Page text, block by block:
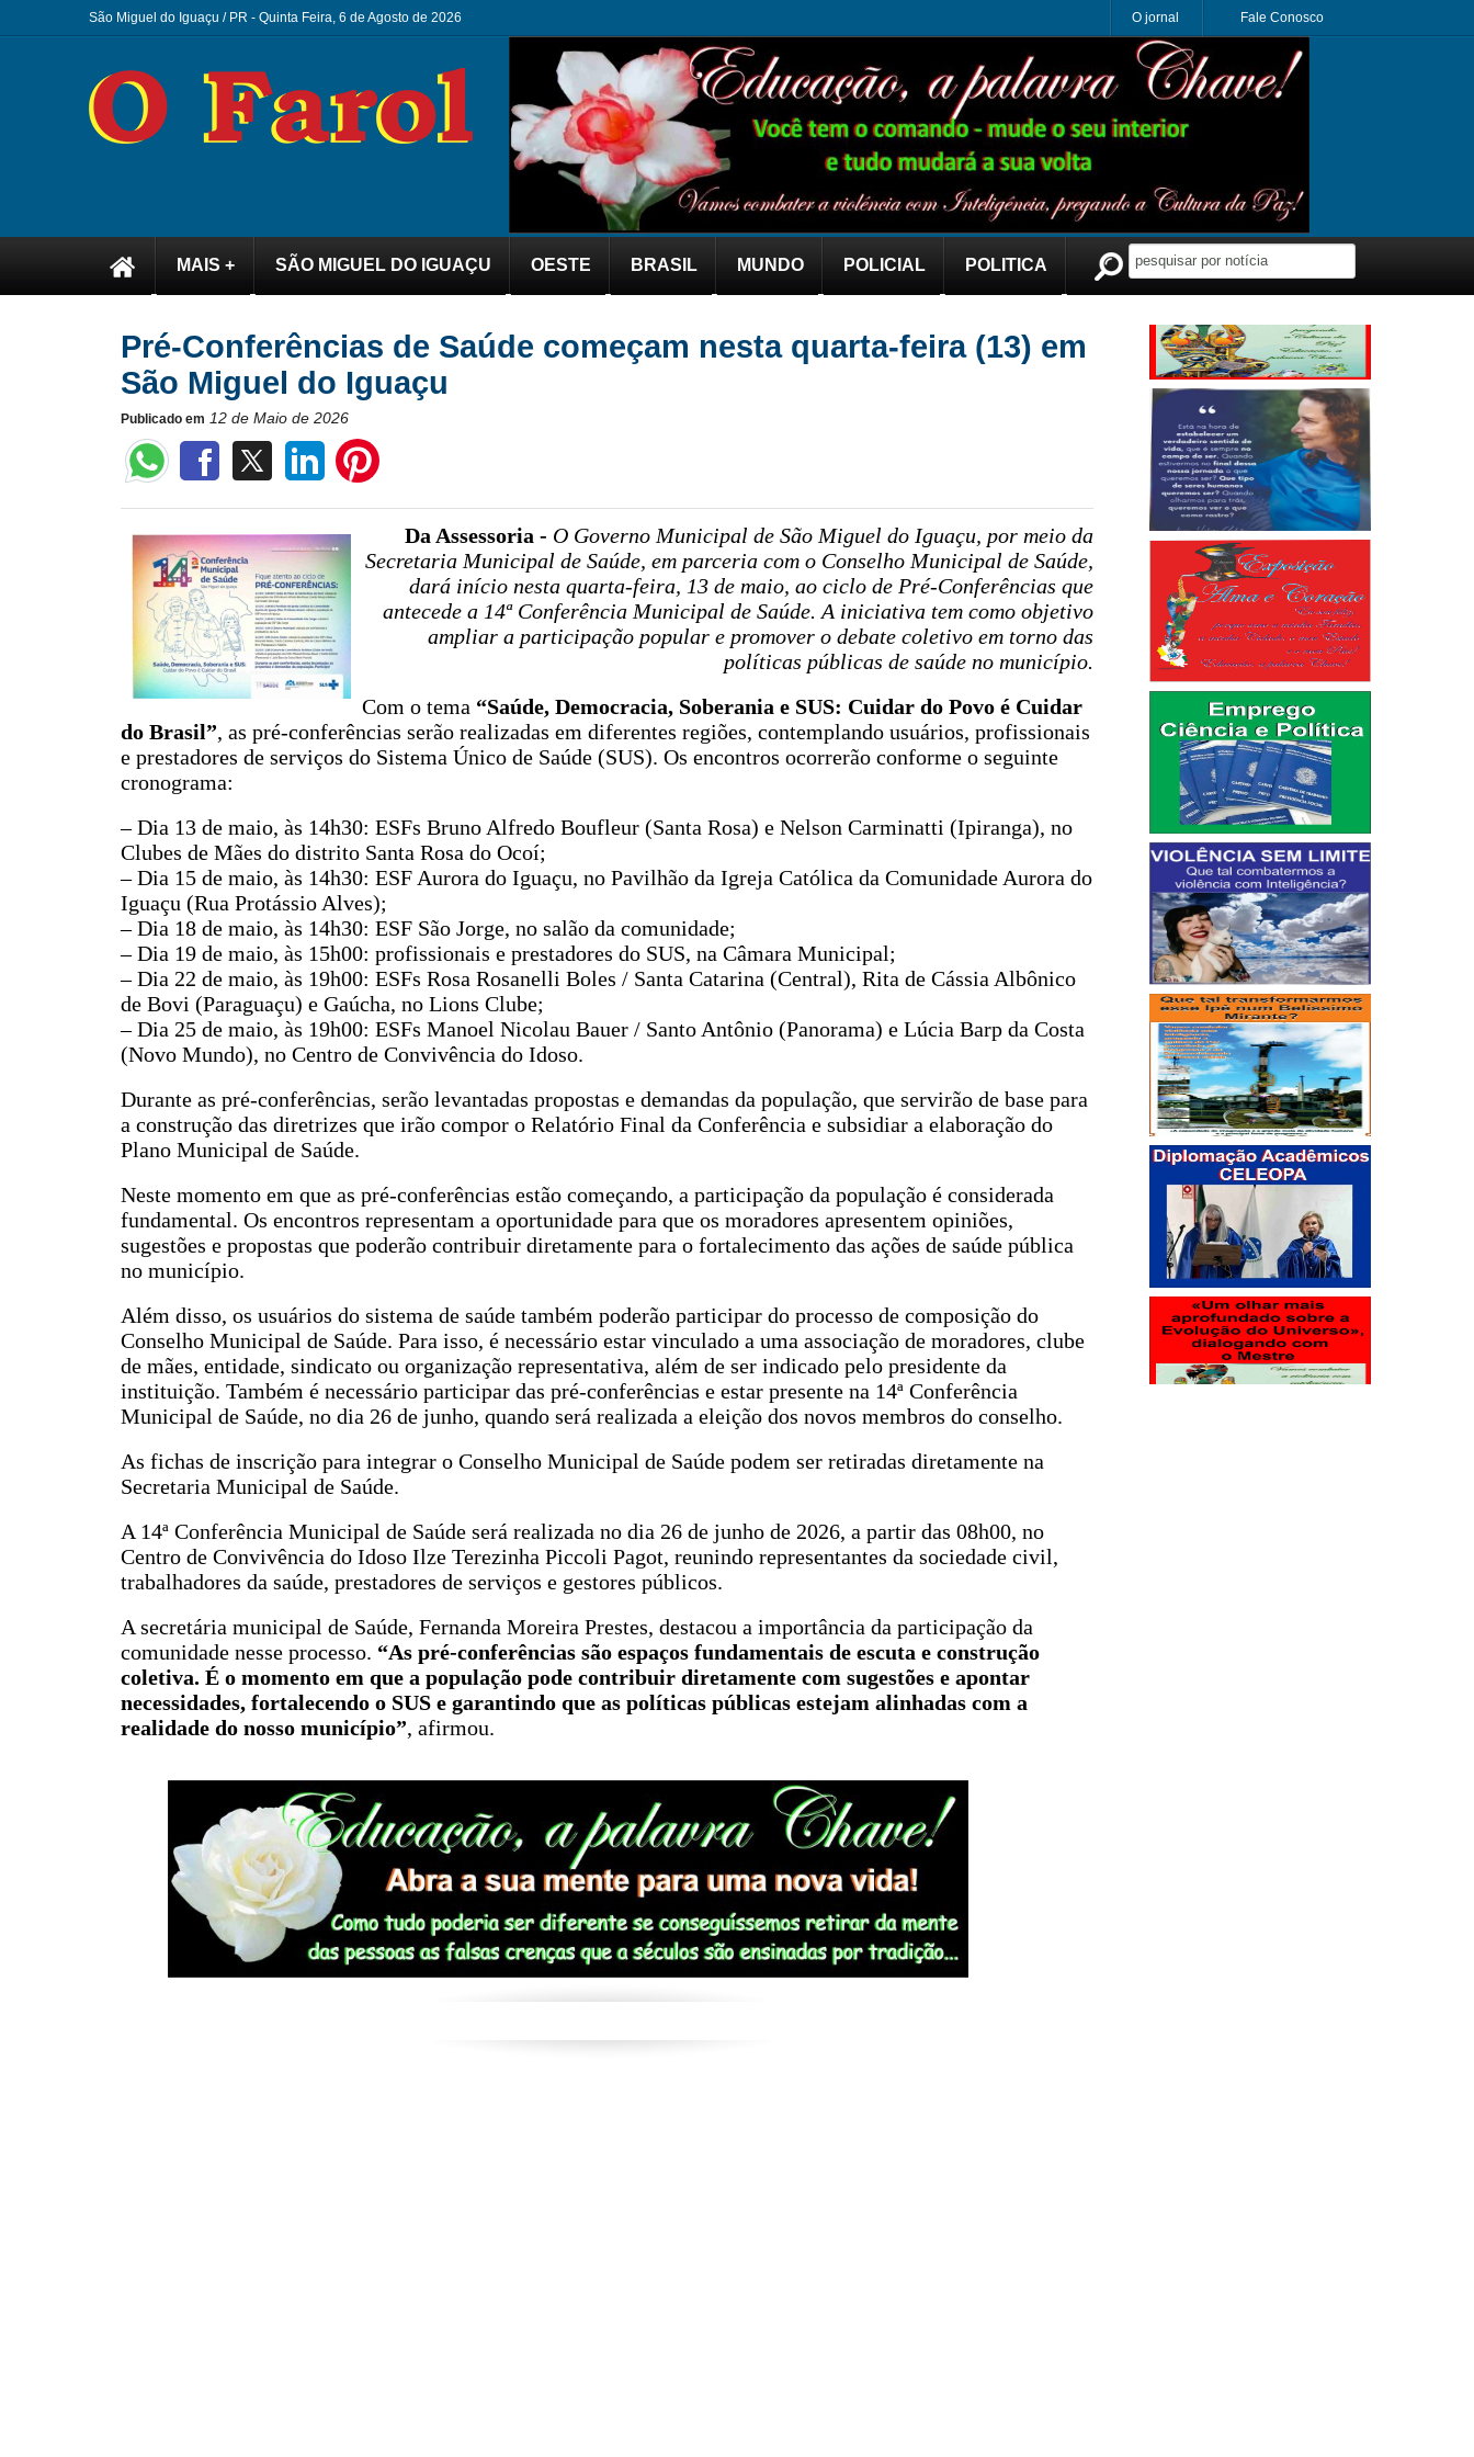
São Miguel do Iguaçu / PR - Quinta Feira, 6 de Agosto de 2026 O jornal Fale Conosco
MAIS + SÃO MIGUEL DO IGUAÇU OESTE BRASIL MUNDO POLICIAL POLITICA
Pré-Conferências de Saúde começam nesta quarta-feira (13) em
São Miguel do Iguaçu
Publicado em 12 de Maio de 2026
Da Assessoria - O Governo Municipal de São Miguel do Iguaçu, por meio da
Secretaria Municipal de Saúde, em parceria com o Conselho Municipal de Saúde,
dará início nesta quarta-feira, 13 de maio, ao ciclo de Pré-Conferências que
antecede a 14ª Conferência Municipal de Saúde. A iniciativa tem como objetivo
ampliar a participação popular e promover o debate coletivo em torno das
políticas públicas de saúde no município.
Com o tema “Saúde, Democracia, Soberania e SUS: Cuidar do Povo é Cuidar
do Brasil”, as pré-conferências serão realizadas em diferentes regiões, contemplando usuários, profissionais
e prestadores de serviços do Sistema Único de Saúde (SUS). Os encontros ocorrerão conforme o seguinte
cronograma:
– Dia 13 de maio, às 14h30: ESFs Bruno Alfredo Boufleur (Santa Rosa) e Nelson Carminatti (Ipiranga), no
Clubes de Mães do distrito Santa Rosa do Ocoí;
– Dia 15 de maio, às 14h30: ESF Aurora do Iguaçu, no Pavilhão da Igreja Católica da Comunidade Aurora do
Iguaçu (Rua Protássio Alves);
– Dia 18 de maio, às 14h30: ESF São Jorge, no salão da comunidade;
– Dia 19 de maio, às 15h00: profissionais e prestadores do SUS, na Câmara Municipal;
– Dia 22 de maio, às 19h00: ESFs Rosa Rosanelli Boles / Santa Catarina (Central), Rita de Cássia Albônico
de Bovi (Paraguaçu) e Gaúcha, no Lions Clube;
– Dia 25 de maio, às 19h00: ESFs Manoel Nicolau Bauer / Santo Antônio (Panorama) e Lúcia Barp da Costa
(Novo Mundo), no Centro de Convivência do Idoso.
Durante as pré-conferências, serão levantadas propostas e demandas da população, que servirão de base para
a construção das diretrizes que irão compor o Relatório Final da Conferência e subsidiar a elaboração do
Plano Municipal de Saúde.
Neste momento em que as pré-conferências estão começando, a participação da população é considerada
fundamental. Os encontros representam a oportunidade para que os moradores apresentem opiniões,
sugestões e propostas que poderão contribuir diretamente para o fortalecimento das ações de saúde pública
no município.
Além disso, os usuários do sistema de saúde também poderão participar do processo de composição do
Conselho Municipal de Saúde. Para isso, é necessário estar vinculado a uma associação de moradores, clube
de mães, entidade, sindicato ou organização representativa, além de ser indicado pelo presidente da
instituição. Também é necessário participar das pré-conferências e estar presente na 14ª Conferência
Municipal de Saúde, no dia 26 de junho, quando será realizada a eleição dos novos membros do conselho.
As fichas de inscrição para integrar o Conselho Municipal de Saúde podem ser retiradas diretamente na
Secretaria Municipal de Saúde.
A 14ª Conferência Municipal de Saúde será realizada no dia 26 de junho de 2026, a partir das 08h00, no
Centro de Convivência do Idoso Ilze Terezinha Piccoli Pagot, reunindo representantes da sociedade civil,
trabalhadores da saúde, prestadores de serviços e gestores públicos.
A secretária municipal de Saúde, Fernanda Moreira Prestes, destacou a importância da participação da
comunidade nesse processo. “As pré-conferências são espaços fundamentais de escuta e construção
coletiva. É o momento em que a população pode contribuir diretamente com sugestões e apontar
necessidades, fortalecendo o SUS e garantindo que as políticas públicas estejam alinhadas com a
realidade do nosso município”, afirmou.